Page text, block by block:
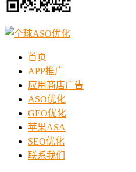
首页
APP推广
应用商店广告
ASO优化
GEO优化
苹果ASA
SEO优化
联系我们